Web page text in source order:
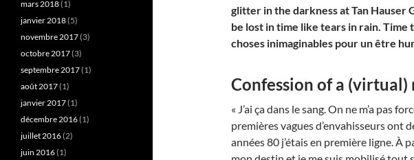
glitter in the darkness at Tan Hauser
be lost in time like tears in rain. Time
choses inimaginables pour un être
Confession of a (virtual)
« J’ai ça dans le sang. On ne m’a pas
premières vagues d’envahisseurs ont
années 80 j’étais en première ligne. À
mars 2018(1)
janvier 2018(5)
novembre 2017(3)
octobre 2017(3)
septembre 2017(1)
août 2017(1)
janvier 2017(1)
décembre 2016(1)
juillet 2016(2)
juin 2016(1)